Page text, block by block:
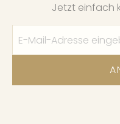
Jetzt einfach